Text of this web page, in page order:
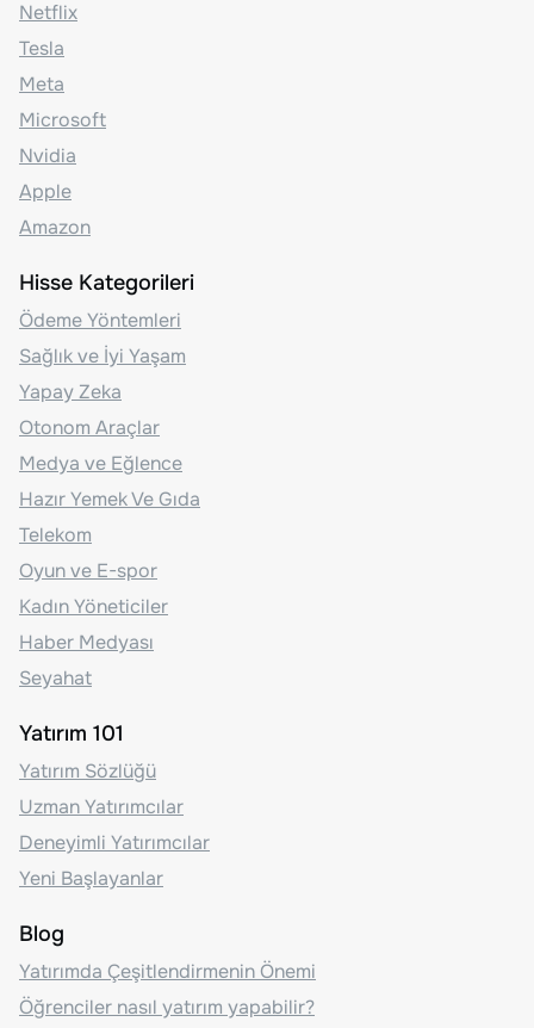
Netflix
Tesla
Meta
Microsoft
Nvidia
Apple
Amazon
Hisse Kategorileri
Ödeme Yöntemleri
Sağlık ve İyi Yaşam
Yapay Zeka
Otonom Araçlar
Medya ve Eğlence
Hazır Yemek Ve Gıda
Telekom
Oyun ve E-spor
Kadın Yöneticiler
Haber Medyası
Seyahat
Yatırım 101
Yatırım Sözlüğü
Uzman Yatırımcılar
Deneyimli Yatırımcılar
Yeni Başlayanlar
Blog
Yatırımda Çeşitlendirmenin Önemi
Öğrenciler nasıl yatırım yapabilir?